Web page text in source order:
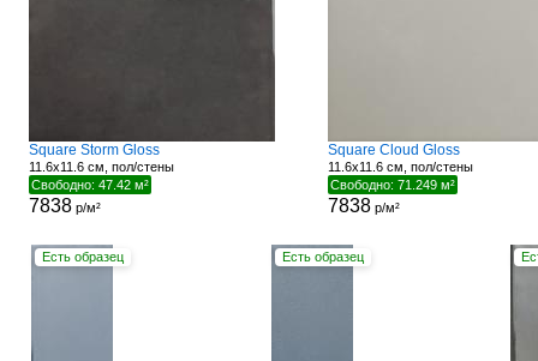
Square Storm Gloss
11.6x11.6 см, пол/стены
Свободно: 47.42 м²
7838р/м²
Square Cloud Gloss
11.6x11.6 см, пол/стены
Свободно: 71.249 м²
7838р/м²
Есть образец Есть образец